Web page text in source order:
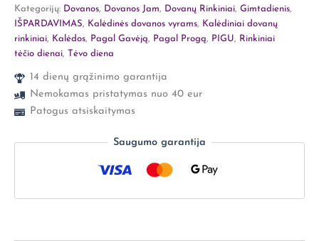
Kategorijų: Dovanos, Dovanos Jam, Dovanų Rinkiniai, Gimtadienis,
IŠPARDAVIMAS, Kalėdinės dovanos vyrams, Kalėdiniai dovanų
rinkiniai, Kalėdos, Pagal Gavėją, Pagal Progą, PIGU, Rinkiniai
tėčio dienai, Tėvo diena
14 dienų grąžinimo garantija
Nemokamas pristatymas nuo 40 eur
Patogus atsiskaitymas
Saugumo garantija